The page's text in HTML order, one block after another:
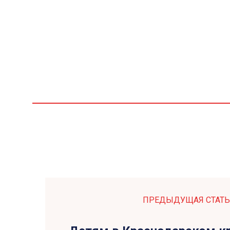
ПРЕДЫДУЩАЯ